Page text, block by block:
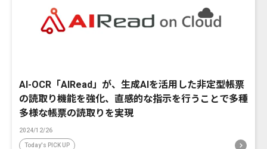
AI-OCR「AIRead」が、生成AIを活用した非定型帳票
の読取り機能を強化、直感的な指示を行うことで多種
多様な帳票の読取りを実現
2024/12/26
Today's PICK UP